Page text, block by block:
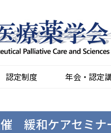
認定制度 年会・認定
緩和ケアセミナ